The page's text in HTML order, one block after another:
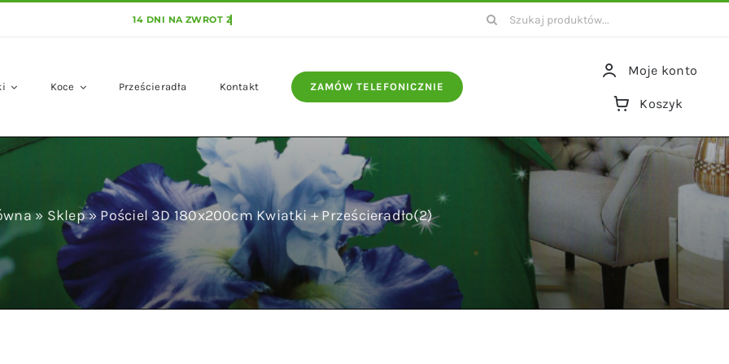
Szukaj
Koce Prześcieradła Kontakt ZAMÓW TELEFONICZNIE
Moje konto
Koszyk
» Sklep» Pościel 3D 180x200cm Kwiatki + Prześcieradło(2)